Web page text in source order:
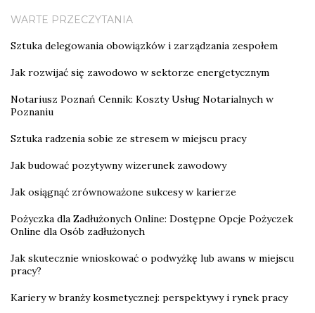
WARTE PRZECZYTANIA
Sztuka delegowania obowiązków i zarządzania zespołem
Jak rozwijać się zawodowo w sektorze energetycznym
Notariusz Poznań Cennik: Koszty Usług Notarialnych w
Poznaniu
Sztuka radzenia sobie ze stresem w miejscu pracy
Jak budować pozytywny wizerunek zawodowy
Jak osiągnąć zrównoważone sukcesy w karierze
Pożyczka dla Zadłużonych Online: Dostępne Opcje Pożyczek
Online dla Osób zadłużonych
Jak skutecznie wnioskować o podwyżkę lub awans w miejscu
pracy?
Kariery w branży kosmetycznej: perspektywy i rynek pracy